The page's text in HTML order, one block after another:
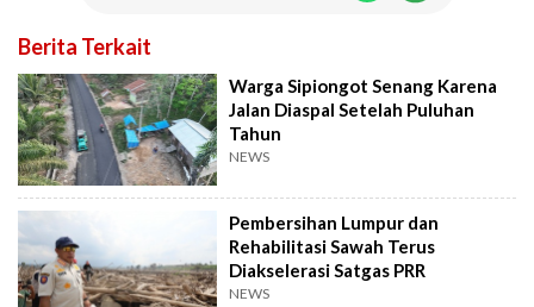
Berita Terkait
Warga Sipiongot Senang Karena
Jalan Diaspal Setelah Puluhan
Tahun
NEWS
Pembersihan Lumpur dan
Rehabilitasi Sawah Terus
Diakselerasi Satgas PRR
NEWS